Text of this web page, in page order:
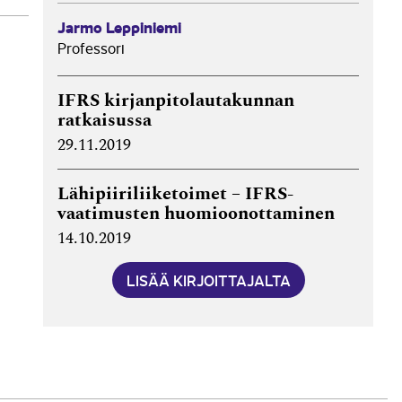
Jarmo Leppiniemi
Professori
IFRS kirjanpitolautakunnan
ratkaisussa
29.11.2019
Lähipiiriliiketoimet – IFRS-
vaatimusten huomioonottaminen
14.10.2019
LISÄÄ KIRJOITTAJALTA